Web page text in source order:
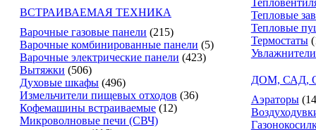
ВСТРАИВАЕМАЯ ТЕХНИКА
Варочные газовые панели (215)
Варочные комбинированные панели (5)
Варочные электрические панели (423)
Вытяжки (506)
Духовые шкафы (496)
Измельчители пищевых отходов (36)
Кофемашины встраиваемые (12)
Микроволновые печи (СВЧ)
Тепловые
Тепловые
Термостаты
ДОМ, САД,
Аэраторы